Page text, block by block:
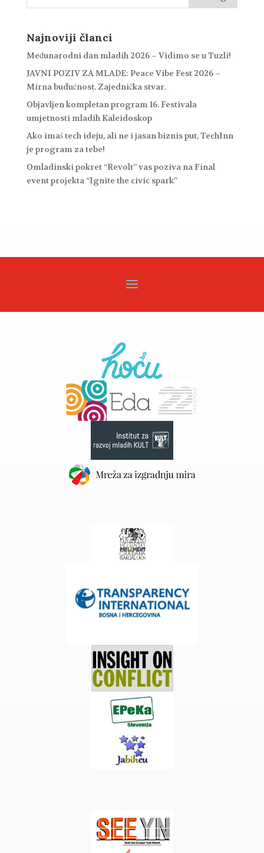
Najnoviji članci
Međunarodni dan mladih 2026 – Vidimo se u Tuzli!
JAVNI POZIV ZA MLADE: Peace Vibe Fest 2026 –
Mirna budućnost. Zajednička stvar.
Objavljen kompletan program 16. Festivala
umjetnosti mladih Kaleidoskop
Ako imaš tech ideju, ali ne i jasan biznis put, TechInn
je program za tebe!
Omladinski pokret “Revolt” vas poziva na Final
event projekta “Ignite the civic spark”